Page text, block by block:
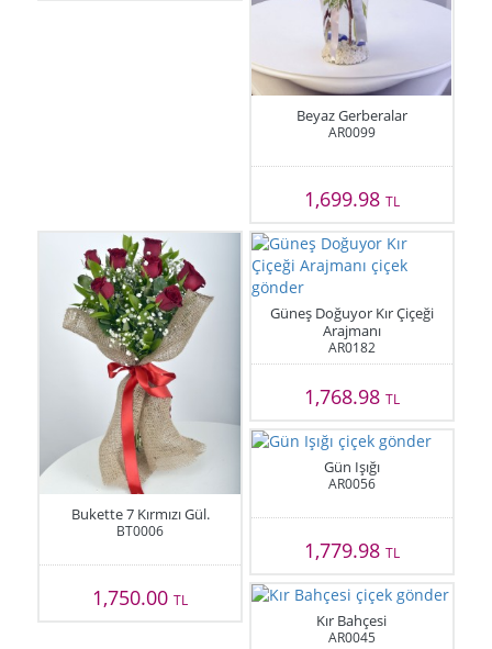
Beyaz Gerberalar
AR0099
1,699.98 TL
Bukette 7 Kırmızı Gül.
BT0006
1,750.00TL
Güneş Doğuyor Kır Çiçeği
Arajmanı
AR0182
1,768.98 TL
Gün Işığı
AR0056
1,779.98 TL
Kır Bahçesi
AR0045